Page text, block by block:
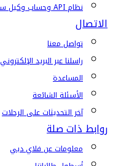
نظام API وحساب وكيل سفر جديد
الاتصال
تواصل معنا
راسلنا عبر البريد الإلكتروني
المساعدة
الأسئلة الشائعة
آخر التحديثات على الرحلات
روابط ذات صلة
معلومات عن فلاي دبي